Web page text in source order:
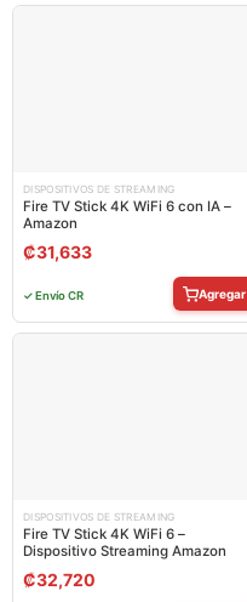
DISPOSITIVOS DE STREAMING
Fire TV Stick 4K WiFi 6 con IA –
Amazon
₡31,633
✓ Envío CR Agregar
DISPOSITIVOS DE STREAMING
Fire TV Stick 4K WiFi 6 –
Dispositivo Streaming Amazon
₡32,720